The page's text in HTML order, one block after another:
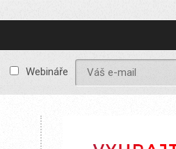
Webináře